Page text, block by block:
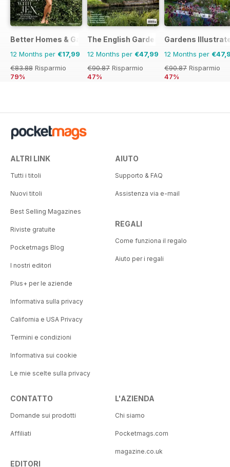
Better Homes & Gardens (US)
12 Months per €17,99
€83.88 Risparmio
79%
The English Garden
12 Months per €47,99
€90.87 Risparmio
47%
Gardens
12 Months per
€90.87 Risparmio
47%
ALTRI LINK
Tutti i titoli
Nuovi titoli
Best Selling Magazines
Riviste gratuite
Pocketmags Blog
I nostri editori
Plus+ per le aziende
Informativa sulla privacy
California e USA Privacy
Termini e condizioni
Informativa sui cookie
Le mie scelte sulla privacy
AIUTO
Supporto & FAQ
Assistenza via e-mail
REGALI
Come funziona il regalo
Aiuto per i regali
CONTATTO
Domande sui prodotti
Affiliati
EDITORI
L'AZIENDA
Chi siamo
Pocketmags.com
magazine.co.uk